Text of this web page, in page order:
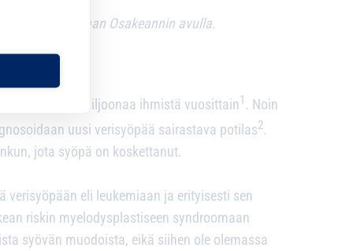
Kuningaskunnan Osakeannin avulla.
yli 20 miljoonaa ihmistä vuosittain1. Noin
uusi verisyöpää sairastava potilas2.
jota syöpä on koskettanut.
verisyöpään eli leukemiaan ja erityisesti sen
riskin myelodysplastiseen syndroomaan
syövän muodoista, eikä siihen ole olemassa